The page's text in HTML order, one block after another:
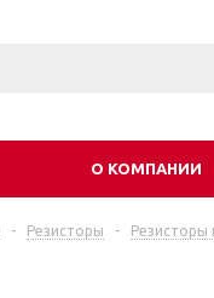
О КОМПАНИИ
- Резисторы - Резисторы